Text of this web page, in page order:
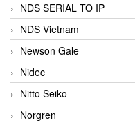
NDS SERIAL TO IP
NDS Vietnam
Newson Gale
Nidec
Nitto Seiko
Norgren